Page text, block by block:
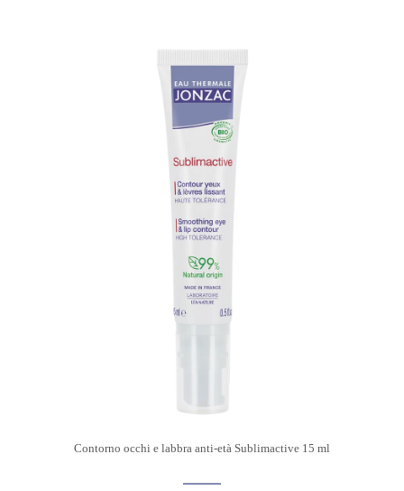
Contorno occhi e labbra anti-età Sublimactive 15 ml